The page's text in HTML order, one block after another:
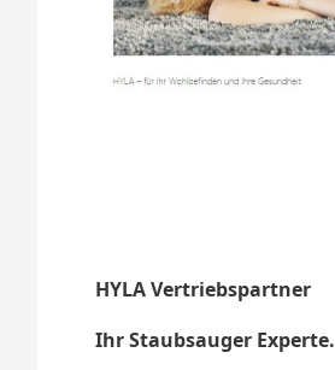
HYLA Vertriebspartner
Ihr Staubsauger Experte.